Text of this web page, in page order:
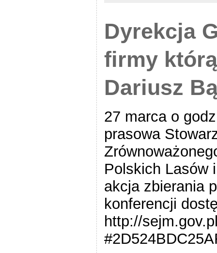
Dyrekcja
firmy
Dariusz
27 marca o
prasowa
Polskich Lasów
akcja zbierania
konferencji
http://